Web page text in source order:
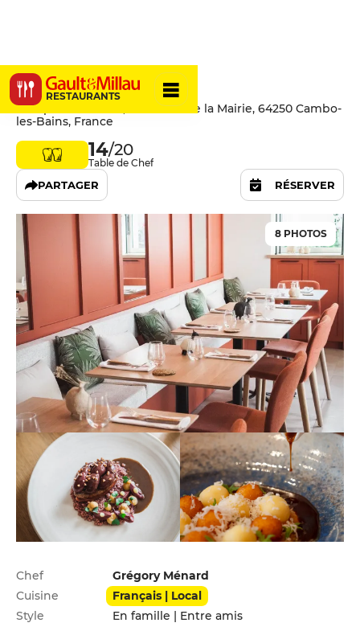
RESTAURANTS
Terrae
Comptoirs Melisse, 7 Avenue de la Mairie, 64250 Cambo-
les-Bains, France
14/20
Table de Chef
PARTAGER RÉSERVER
8 PHOTOS
Infos pratiques
Chef
Grégory Ménard
Cuisine
Français | Local
Style
En famille | Entre amis